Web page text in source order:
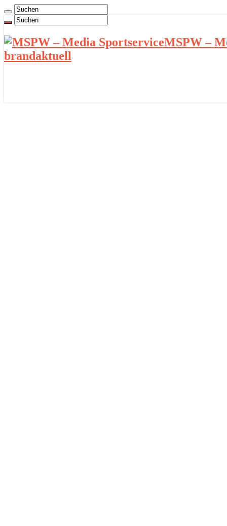
MSPW –
brandaktuell